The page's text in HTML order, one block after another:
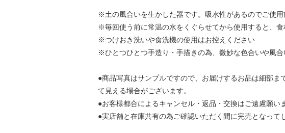
※土の風合いを生かした器です。吸水性があるのでご使用
※毎回使う前に常温の水をくぐらせてから使用すると、食
※つけおき洗いや食洗機の使用はお控えください
※ひとつひとつ手造り・手描きの為、微妙な色合いや風合
●商品写真はサンプルですので、お届けするお品は細部
て見える場合がございます。
●お客様都合によるキャンセル・返品・交換はご遠慮願い
●実店舗と在庫共有の為ご確認いただく間に完売となって